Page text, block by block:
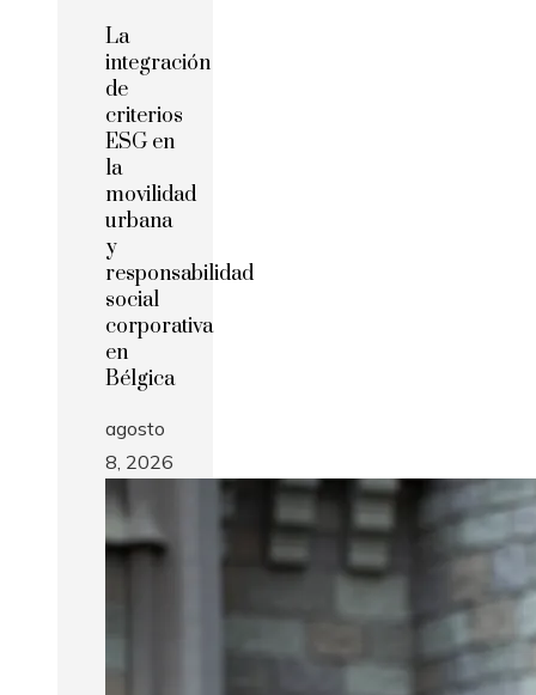
La
integración
de
criterios
ESG en
la
movilidad
urbana
y
responsabilidad
social
corporativa
en
Bélgica
agosto
8, 2026